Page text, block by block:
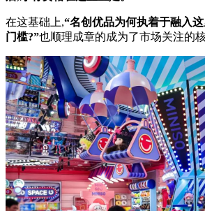
在这基础上,“名创优品为何执着于融入
门槛?”也顺理成章的成为了市场关注的核